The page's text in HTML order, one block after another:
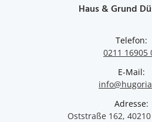
Haus & Grund
Telefon:
0211 16905
E-Mail:
Adresse:
Oststraße 162,